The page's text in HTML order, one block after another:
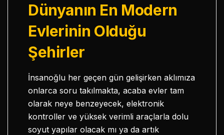
Dünyanın En Modern
Evlerinin Olduğu
Şehirler
İnsanoğlu her geçen gün gelişirken aklımıza
onlarca soru takılmakta, acaba evler tam
olarak neye benzeyecek, elektronik
kontroller ve yüksek verimli araçlarla dolu
soyut yapılar olacak mı ya da artık